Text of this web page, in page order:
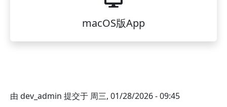
macOS版App
由 dev_admin 提交于 周三, 01/28/2026 - 09:45